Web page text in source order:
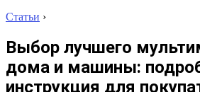
Статьи ›
Выбор лучшего
дома и машины:
инструкция для